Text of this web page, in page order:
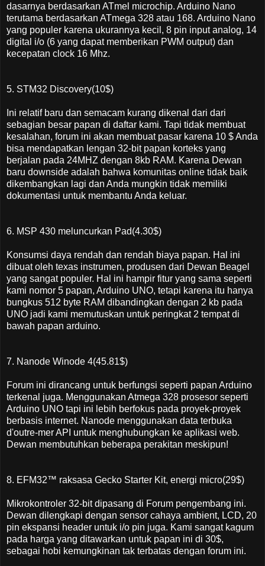
dasarnya berdasarkan ATmel microchip. Arduino Nano
terutama berdasarkan ATmega 328 atau 168. Arduino Nano
yang populer karena ukurannya kecil, 8 pin input analog, 14
digital i/o (6 yang dapat memberikan PWM output) dan
kecepatan clock 16 Mhz.
5. STM32 Discovery(10$)
Ini relatif baru dan semacam kurang dikenal dari dari
sebagian besar papan di daftar kami. Tapi tidak membuat
kesalahan, forum ini akan membuat pasar karena 10 $ Anda
bisa mendapatkan lengan 32-bit papan korteks yang
berjalan pada 24MHZ dengan 8kb RAM. Karena Dewan
baru downside adalah bahwa komunitas online tidak baik
dikembangkan lagi dan Anda mungkin tidak memiliki
dokumentasi untuk membantu Anda keluar.
6. MSP 430 meluncurkan Pad(4.30$)
Konsumsi daya rendah dan rendah biaya papan. Hal ini
dibuat oleh texas instrumen, produsen dari Dewan Beagel
yang sangat populer. Hal ini hampir fitur yang sama seperti
kami nomor 5 papan, Arduino UNO, tetapi karena itu hanya
bungkus 512 byte RAM dibandingkan dengan 2 kb pada
UNO jadi kami memutuskan untuk peringkat 2 tempat di
bawah papan arduino.
7. Nanode Winode 4(45.81$)
Forum ini dirancang untuk berfungsi seperti papan Arduino
terkenal juga. Menggunakan Atmega 328 prosesor seperti
Arduino UNO tapi ini lebih berfokus pada proyek-proyek
berbasis internet. Nanode menggunakan data terbuka
d'outre-mer API untuk menghubungkan ke aplikasi web.
Dewan membutuhkan beberapa perakitan meskipun!
8. EFM32™ raksasa Gecko Starter Kit, energi micro(29$)
Mikrokontroler 32-bit dipasang di Forum pengembang ini.
Dewan dilengkapi dengan sensor cahaya ambient, LCD, 20
pin ekspansi header untuk i/o pin juga. Kami sangat kagum
pada harga yang ditawarkan untuk papan ini di 30$,
sebagai hobi kemungkinan tak terbatas dengan forum ini.